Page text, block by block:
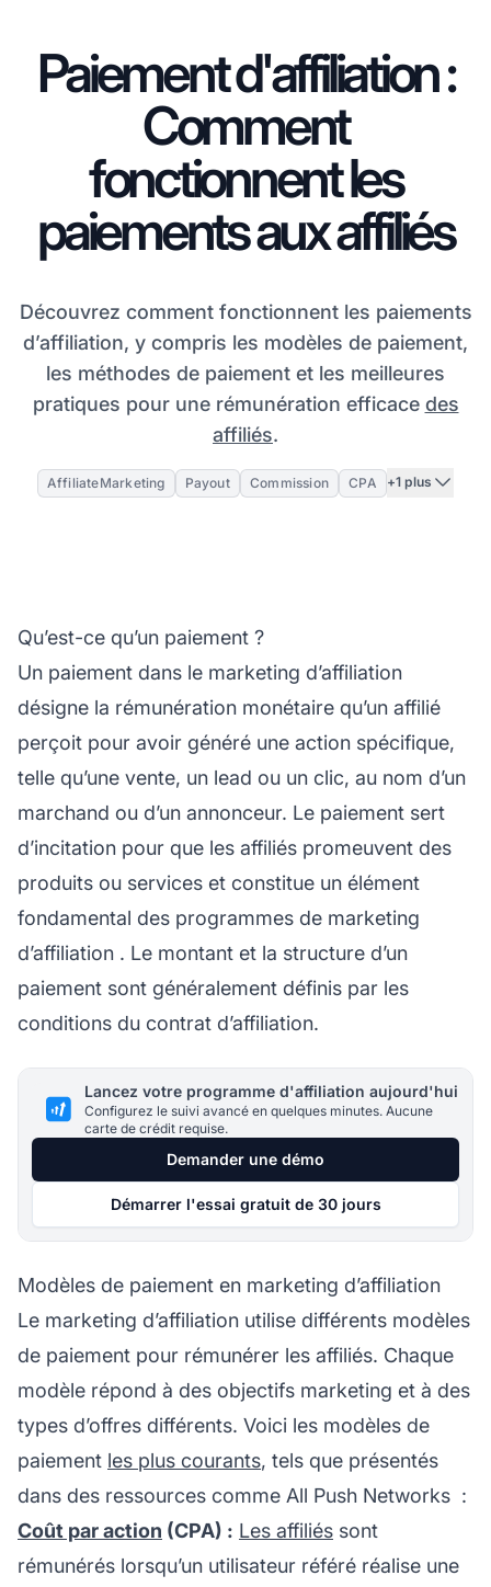
Paiement d'affiliation :
Comment
fonctionnent les
paiements aux affiliés
Découvrez comment fonctionnent les paiements
d’affiliation, y compris les modèles de paiement,
les méthodes de paiement et les meilleures
pratiques pour une rémunération efficace des
affiliés.
AffiliateMarketing Payout Commission CPA +1 plus
Qu’est-ce qu’un paiement ?
Un paiement dans le marketing d’affiliation
désigne la rémunération monétaire qu’un affilié
perçoit pour avoir généré une action spécifique,
telle qu’une vente, un lead ou un clic, au nom d’un
marchand ou d’un annonceur. Le paiement sert
d’incitation pour que les affiliés promeuvent des
produits ou services et constitue un élément
fondamental des programmes de marketing
d’affiliation . Le montant et la structure d’un
paiement sont généralement définis par les
conditions du contrat d’affiliation.
Lancez votre programme d'affiliation aujourd'hui
Configurez le suivi avancé en quelques minutes. Aucune
carte de crédit requise.
Demander une démo
Démarrer l'essai gratuit de 30 jours
Modèles de paiement en marketing d’affiliation
Le marketing d’affiliation utilise différents modèles
de paiement pour rémunérer les affiliés. Chaque
modèle répond à des objectifs marketing et à des
types d’offres différents. Voici les modèles de
paiement les plus courants, tels que présentés
dans des ressources comme All Push Networks :
Coût par action (CPA) : Les affiliés sont
rémunérés lorsqu’un utilisateur référé réalise une